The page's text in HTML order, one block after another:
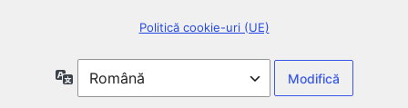
Politică cookie-uri (UE)
Limbă